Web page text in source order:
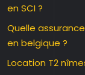
en SCI ?
Quelle
en belgique ?
Location T2